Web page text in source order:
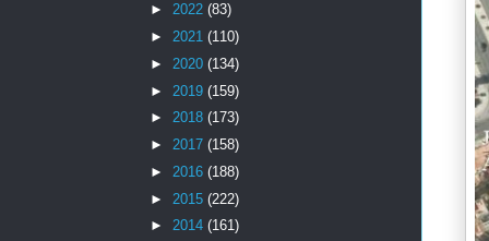
► 2022 (83)
► 2021 (110)
► 2020 (134)
► 2019 (159)
► 2018 (173)
► 2017 (158)
► 2016 (188)
► 2015 (222)
► 2014 (161)